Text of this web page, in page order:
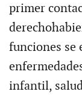
primer
funciones se
infantil,